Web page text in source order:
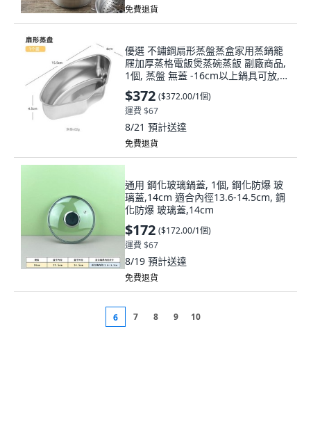
免費退貨
優選 不鏽鋼扇形蒸盤蒸盒家用蒸鍋籠
屜加厚蒸格電飯煲蒸碗蒸飯 副廠商品,
1個, 蒸盤 無蓋 -16cm以上鍋具可放,無
規格
$372 ($372.00/1個)
運費 $67
8/21 預計送達
免費退貨
通用 鋼化玻璃鍋蓋, 1個, 鋼化防爆 玻
璃蓋,14cm 適合內徑13.6-14.5cm, 鋼
化防爆 玻璃蓋,14cm
$172 ($172.00/1個)
運費 $67
8/19 預計送達
免費退貨
6 7 8 9 10